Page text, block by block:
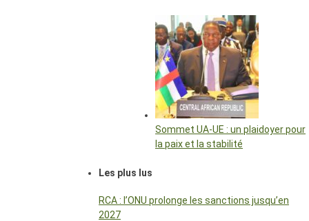
Sommet UA-UE : un plaidoyer pour
la paix et la stabilité
Les plus lus
RCA : l’ONU prolonge les sanctions jusqu’en
2027